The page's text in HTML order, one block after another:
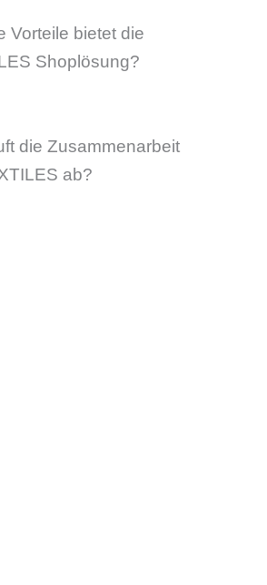
Vorteile bietet die
Shoplösung?
die Zusammenarbeit
ab?